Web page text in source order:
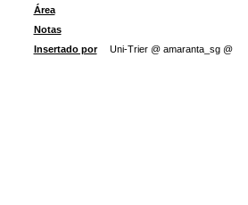
Área
Notas
Insertado por
Uni-Trier @ amaranta_sg @